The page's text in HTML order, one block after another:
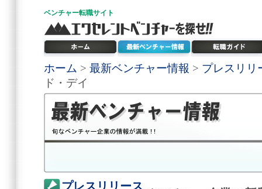
ベンチャー転職サイト
ホーム > 最新ベンチャー情報 > プレスリリ
ド・デイ
プレスリリース